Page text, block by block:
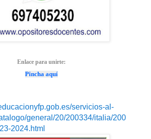
Enlace para unirte:
Pincha aquí
servicios-al-
general/20/200334/italia/200
2024.html